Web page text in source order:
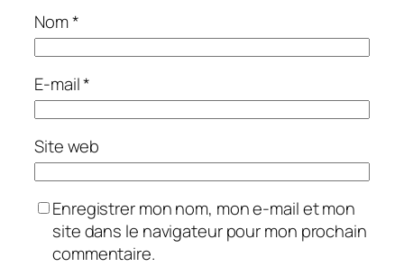
Nom*
E-mail*
Site web
Enregistrer mon nom, mon e-mail et mon
site dans le navigateur pour mon prochain
commentaire.